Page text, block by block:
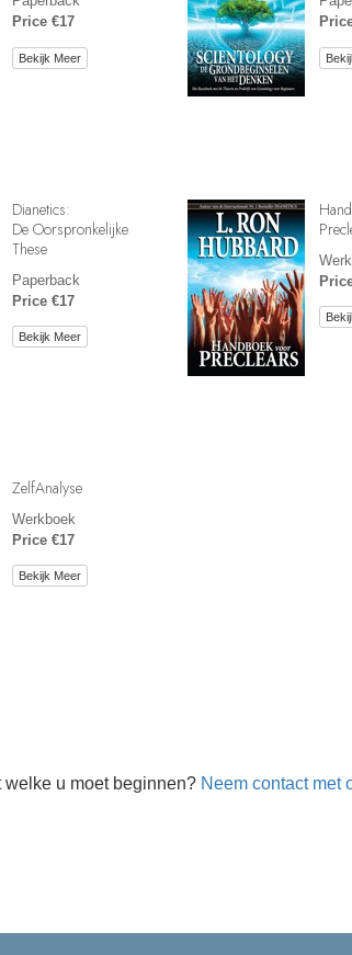
Price €17
Bekijk Meer
Dianetics:
De Oorspronkelijke
These
Paperback
Price €17
Bekijk Meer
ZelfAnalyse
Werkboek
Price €17
Bekijk Meer
welke u moet beginnen? Neem contact met